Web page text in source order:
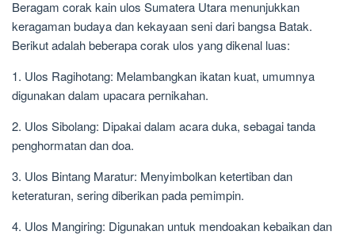
Beragam corak kain ulos Sumatera Utara menunjukkan
keragaman budaya dan kekayaan seni dari bangsa Batak.
Berikut adalah beberapa corak ulos yang dikenal luas:
1. Ulos Ragihotang: Melambangkan ikatan kuat, umumnya
digunakan dalam upacara pernikahan.
2. Ulos Sibolang: Dipakai dalam acara duka, sebagai tanda
penghormatan dan doa.
3. Ulos Bintang Maratur: Menyimbolkan ketertiban dan
keteraturan, sering diberikan pada pemimpin.
4. Ulos Mangiring: Digunakan untuk mendoakan kebaikan dan